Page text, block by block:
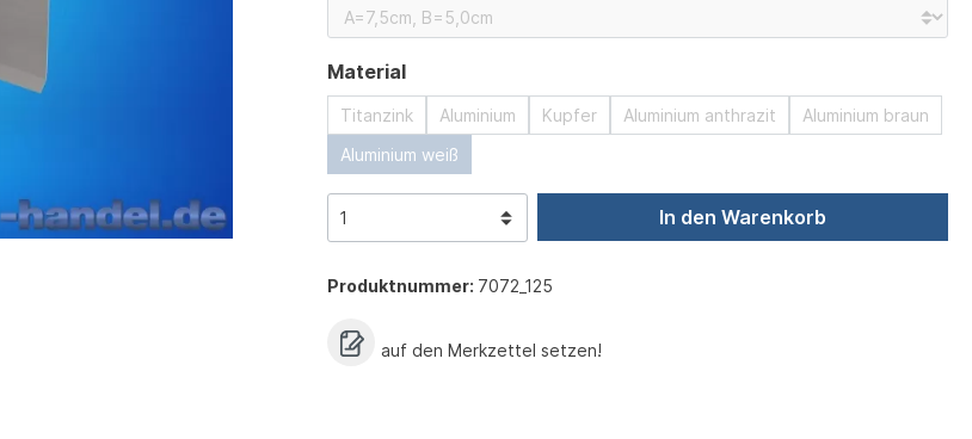
Materialauswählen
Titanzink Aluminium Kupfer Aluminium anthrazit
Aluminium braun
Aluminium weiß
In den Warenkorb
Produktnummer: 7072_125
auf den Merkzettel setzen!